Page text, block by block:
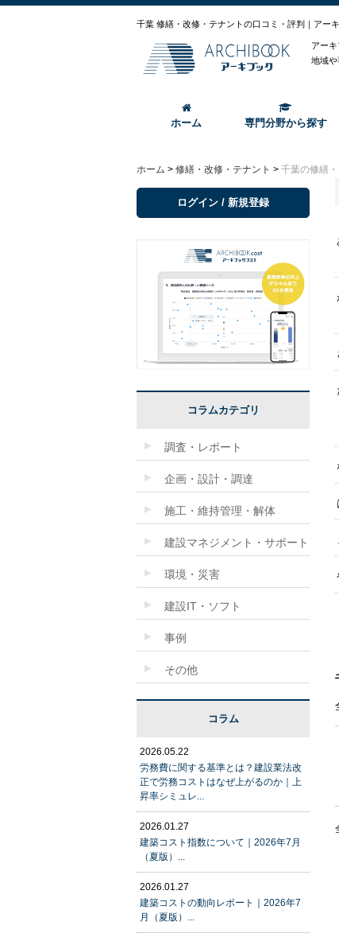
千葉 修繕・改修・テナントの口コミ・評判｜アー
アー
地域
ホーム 専門分野から探す
ホーム > 修繕・改修・テナント > 千葉の修繕
ログイン / 新規登録
コラムカテゴリ
調査・レポート
企画・設計・調達
施工・維持管理・解体
建設マネジメント・サポート
環境・災害
建設IT・ソフト
事例
その他
コラム
2026.05.22
労務費に関する基準とは？建設業法改
正で労務コストはなぜ上がるのか｜上
昇率シミュレ...
2026.01.27
建築コスト指数について｜2026年7月
（夏版）...
2026.01.27
建築コストの動向レポート｜2026年7
月（夏版）...